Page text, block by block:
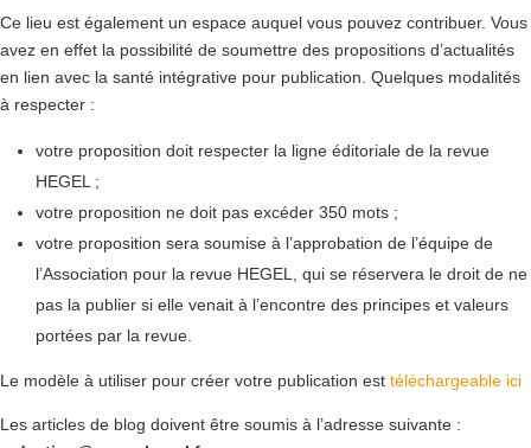
Ce lieu est également un espace auquel vous pouvez contribuer. Vous
avez en effet la possibilité de soumettre des propositions d’actualités
en lien avec la santé intégrative pour publication. Quelques modalités
à respecter :
votre proposition doit respecter la ligne éditoriale de la revue
HEGEL ;
votre proposition ne doit pas excéder 350 mots ;
votre proposition sera soumise à l’approbation de l’équipe de
l’Association pour la revue HEGEL, qui se réservera le droit de ne
pas la publier si elle venait à l’encontre des principes et valeurs
portées par la revue.
Le modèle à utiliser pour créer votre publication est téléchargeable ici
Les articles de blog doivent être soumis à l’adresse suivante :